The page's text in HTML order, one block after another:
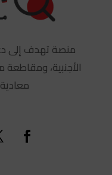
منصة تهدف إلى
الأجنبية،